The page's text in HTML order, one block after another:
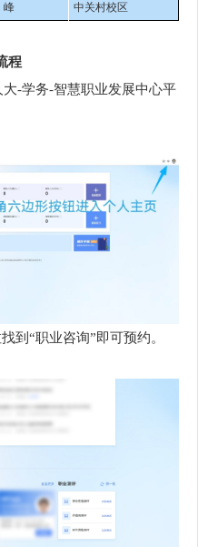
中关村校区
程
-学务-智慧职业发展中心平
到“职业咨询”即可预约。